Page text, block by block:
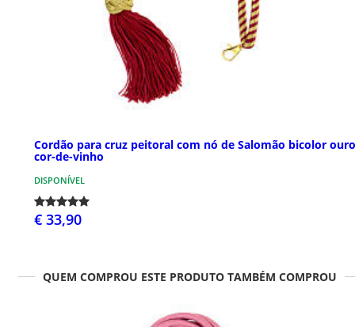
Cordão para cruz peitoral com nó de Salomão bicolor
cor-de-vinho
DISPONÍVEL
€ 33,90
QUEM COMPROU ESTE PRODUTO TAMBÉM COMPROU